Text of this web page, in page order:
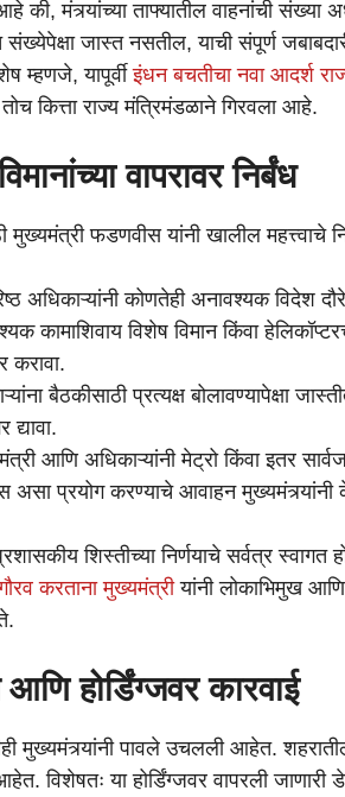
मंत्र्यांच्या ताफ्यातील वाहनांची संख्या
संख्येपेक्षा जास्त नसतील, याची संपूर्ण
म्हणजे, यापूर्वीइंधन बचतीचा नवा आदर्श
कित्ता राज्य मंत्रिमंडळाने गिरवला आहे.
वापरावर निर्बंध
फडणवीस यांनी खालील महत्त्वाचे
अधिकाऱ्यांनी कोणतेही अनावश्यक विदेश
कामाशिवाय विशेष विमान किंवा
करावा.
बैठकीसाठी प्रत्यक्ष बोलावण्यापेक्षा
आणि अधिकाऱ्यांनी मेट्रो किंवा इतर
असा प्रयोग करण्याचे आवाहन
शिस्तीच्या निर्णयाचे सर्वत्र
करताना मुख्यमंत्रीयांनी लोकाभिमुख
होर्डिंग्जवर कारवाई
मुख्यमंत्र्यांनी पावले उचलली आहेत.
विशेषतः या होर्डिंग्जवर वापरली जाणारी